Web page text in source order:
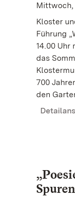
Mittwoch,
Kloster
Führung
14.00 Uhr
das
700
den